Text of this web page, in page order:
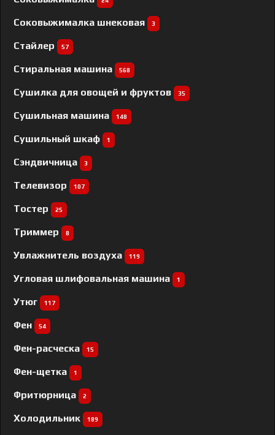
Соковыжималка шнековая 3
Стайлер 57
Стиральная машина 568
Сушилка для овощей и фруктов 35
Сушильная машина 148
Сушильный шкаф 1
Сэндвичница 3
Телевизор 107
Тостер 25
Триммер 8
Увлажнитель воздуха 119
Угловая шлифовальная машина 1
Утюг 117
Фен 54
Фен-расческа 15
Фен-щетка 1
Фритюрница 2
Холодильник 189